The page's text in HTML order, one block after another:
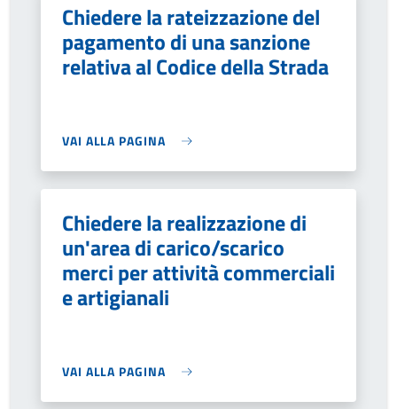
Chiedere la rateizzazione del
pagamento di una sanzione
relativa al Codice della Strada
VAI ALLA PAGINA
Chiedere la realizzazione di
un'area di carico/scarico
merci per attività commerciali
e artigianali
VAI ALLA PAGINA